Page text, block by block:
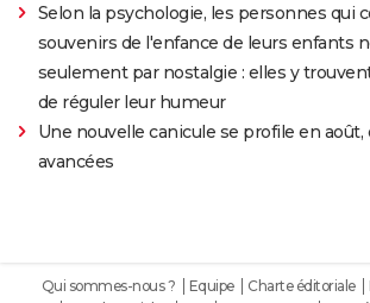
Selon la psychologie, les personnes qui
souvenirs de l'enfance de leurs enfants
seulement par nostalgie : elles y
de réguler leur humeur
Une nouvelle canicule se profile en août,
avancées
Qui sommes-nous ? Equipe Charte éditoriale